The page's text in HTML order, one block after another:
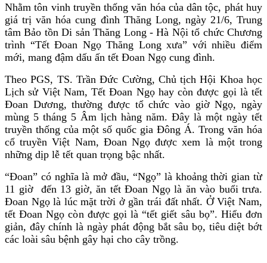
Nhằm tôn vinh truyền thống văn hóa của dân tộc, phát huy
giá trị văn hóa cung đình Thăng Long, ngày 21/6, Trung
tâm Bảo tồn Di sản Thăng Long - Hà Nội tổ chức Chương
trình “Tết Đoan Ngọ Thăng Long xưa” với nhiều điểm
mới, mang đậm dấu ấn tết Đoan Ngọ cung đình.
Theo PGS, TS. Trần Đức Cường, Chủ tịch Hội Khoa học
Lịch sử Việt Nam, Tết Đoan Ngọ hay còn được gọi là tết
Đoan Dương, thường được tổ chức vào giờ Ngọ, ngày
mùng 5 tháng 5 Âm lịch hàng năm. Đây là một ngày tết
truyền thống của một số quốc gia Đông Á. Trong văn hóa
cổ truyền Việt Nam, Đoan Ngọ được xem là một trong
những dịp lễ tết quan trọng bậc nhất.
“Đoan” có nghĩa là mở đầu, “Ngọ” là khoảng thời gian từ
11 giờ đến 13 giờ, ăn tết Đoan Ngọ là ăn vào buổi trưa.
Đoan Ngọ là lúc mặt trời ở gần trái đất nhất. Ở Việt Nam,
tết Đoan Ngọ còn được gọi là “tết giết sâu bọ”. Hiểu đơn
giản, đây chính là ngày phát động bắt sâu bọ, tiêu diệt bớt
các loài sâu bệnh gây hại cho cây trồng.